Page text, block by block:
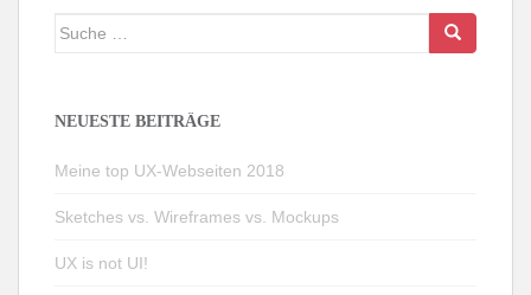
Suche
NEUESTE BEITRÄGE
Meine top UX-Webseiten 2018
Sketches vs. Wireframes vs. Mockups
UX is not UI!